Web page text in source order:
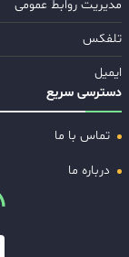
مدیریت روابط عمومی
تلفکس
ایمیل
دسترسی سریع
تماس با ما
درباره ما